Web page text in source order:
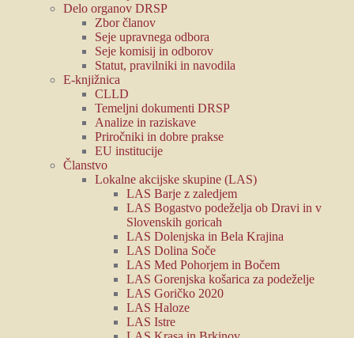
Delo organov DRSP
Zbor članov
Seje upravnega odbora
Seje komisij in odborov
Statut, pravilniki in navodila
E-knjižnica
CLLD
Temeljni dokumenti DRSP
Analize in raziskave
Priročniki in dobre prakse
EU institucije
Članstvo
Lokalne akcijske skupine (LAS)
LAS Barje z zaledjem
LAS Bogastvo podeželja ob Dravi in v
Slovenskih goricah
LAS Dolenjska in Bela Krajina
LAS Dolina Soče
LAS Med Pohorjem in Bočem
LAS Gorenjska košarica za podeželje
LAS Goričko 2020
LAS Haloze
LAS Istre